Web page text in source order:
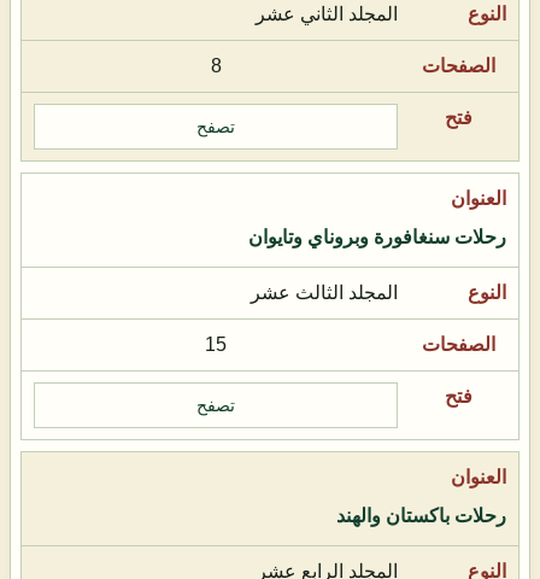
المجلد الثاني عشر
8
تصفح
رحلات سنغافورة وبروناي وتايوان
المجلد الثالث عشر
15
تصفح
رحلات باكستان والهند
المجلد الرابع عشر